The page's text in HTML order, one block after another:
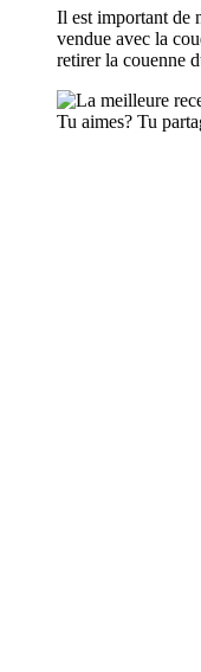
Il est important de
vendue avec la
retirer la couenne
Tu aimes? Tu